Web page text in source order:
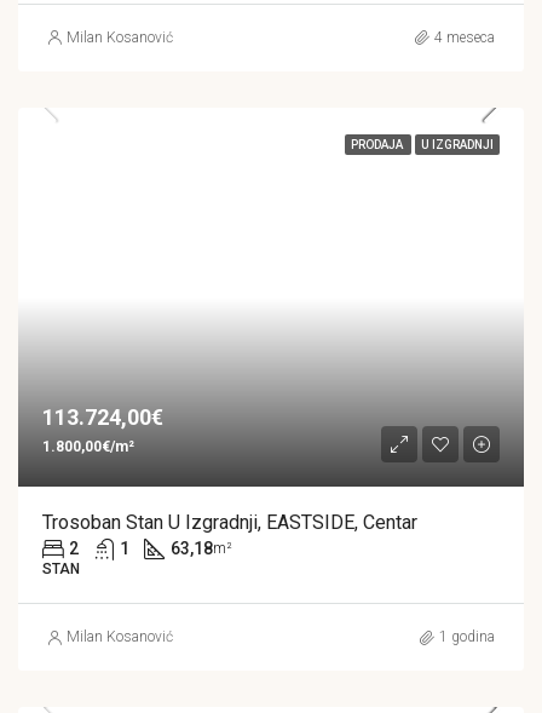
Milan Kosanović 4 meseca
PRODAJA U IZGRADNJI
113.724,00€
1.800,00€/m²
Trosoban Stan U Izgradnji, EASTSIDE, Centar
2 1 63,18m²
STAN
Milan Kosanović 1 godina